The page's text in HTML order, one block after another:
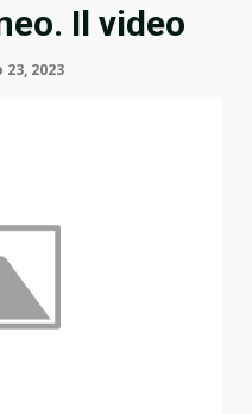
Il video
2023